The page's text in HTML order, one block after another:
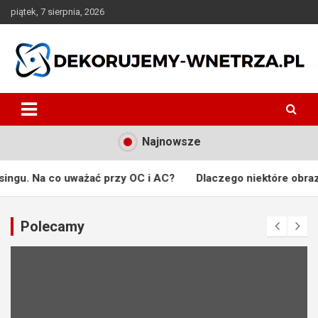
Skip
to
piątek, 7 sierpnia, 2026
dekorujemy-wnetrza.pl
Najnowsze
przy OC i AC? Dlaczego niektóre obrazy stają się
Polecamy